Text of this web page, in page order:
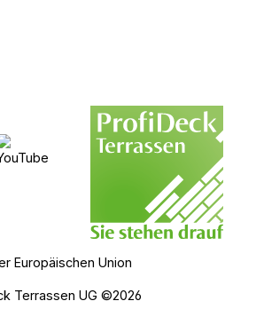
Terrassen UG ©2026